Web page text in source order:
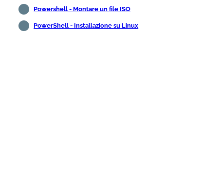
Powershell - Montare un file ISO
PowerShell - Installazione su Linux